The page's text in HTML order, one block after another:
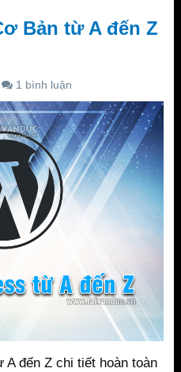
Bản từ A đến Z
1 bình luận
đến Z chi tiết hoàn toàn